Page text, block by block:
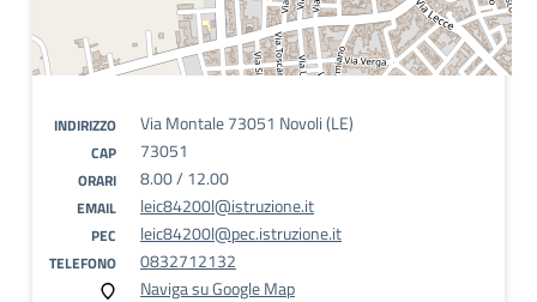
INDIRIZZO Via Montale 73051 Novoli (LE)
CAP 73051
ORARI 8.00 / 12.00
EMAIL leic84200l@istruzione.it
PEC leic84200l@pec.istruzione.it
TELEFONO
0832712132
Naviga su Google Map